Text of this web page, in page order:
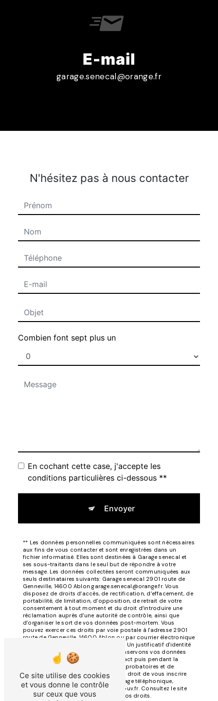
E-mail
garage.senecal@orange.fr
N'hésitez pas à nous contacter
Combien font sept plus un
En cochant cette case, j'accepte les
conditions particulières ci-dessous **
Envoyer
** Les données personnelles communiquées sont nécessaires
aux fins de vous contacter et sont enregistrées dans un
fichier informatisé. Elles sont destinées à Garage senecal et
ses sous-traitants dans le seul but de répondre à votre
message. Les données collectées seront communiquées aux
seuls destinataires suivants: Garage senecal 2901 route de
Genneville, 14600 Ablon garage.senecal@orange.fr. Vous
disposez de droits d’accès, de rectification, d’effacement, de
portabilité, de limitation, d’opposition, de retrait de votre
consentement à tout moment et du droit d’introduire une
réclamation auprès d’une autorité de contrôle, ainsi que
d’organiser le sort de vos données post-mortem. Vous
pouvez exercer ces droits par voie postale à l'adresse 2901
route de Genneville, 14600 Ablon ou par courrier électronique
à l'adresse garage.senecal@orange.fr. Un justificatif d'identité
pourra vous être demandé. Nous conservons vos données
pendant la période de prise de contact puis pendant la
durée de prescription légale aux fins probatoires et de
gestion des contentieux. Vous avez le droit de vous inscrire
sur la liste d'opposition au démarchage téléphonique,
disponible à cette adresse:Bloctel.gouv.fr. Consultez le site
cnil.fr pour plus d’informations sur vos droits.
Ce site utilise des cookies
et vous donne le contrôle
sur ceux que vous